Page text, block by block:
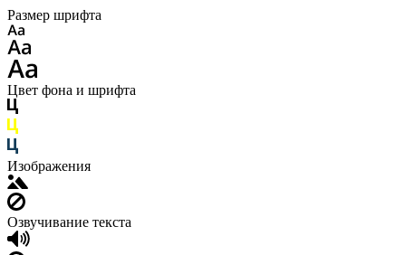
Размер шрифта
Цвет фона и шрифта
Изображения
Озвучивание текста